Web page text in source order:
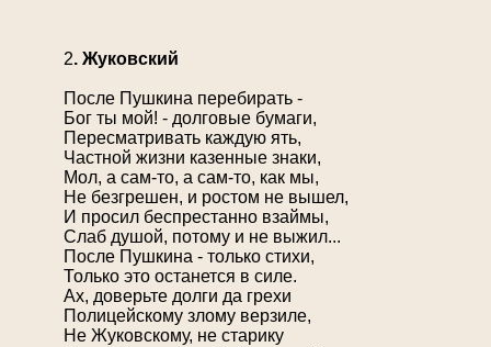
2. Жуковский
После Пушкина перебирать -
Бог ты мой! - долговые бумаги,
Пересматривать каждую ять,
Частной жизни казенные знаки,
Мол, а сам-то, а сам-то, как мы,
Не безгрешен, и ростом не вышел,
И просил беспрестанно взаймы,
Слаб душой, потому и не выжил...
После Пушкина - только стихи,
Только это останется в силе.
Ах, доверьте долги да грехи
Полицейскому злому верзиле,
Не Жуковскому, не старику